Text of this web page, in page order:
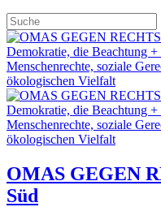
OMAS GEGEN
Süd